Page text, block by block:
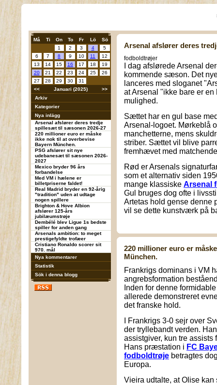
Må Ti On To Fr Lö
Sö
1
2 3 4
5
6
7 8 9 10 11
12
13
14 15 16 17 18
19
20
21 22 23 24 25
26
27
28 29 30
31
<<
Januari (2025)
>>
Arkiv
Kategorier
Nya inlägg
Arsenal afslører deres tredje
spillesæt til sæsonen 2026-27
220 millioner euro er måske
ikke nok til at overbevise
Bayern München.
PSG afslører sit nye
udebanesæt til sæsonen 2026-
2027
Mexico bryder 96 års
forbandelse
Med VM i hælene er
billetpriserne faldet!
Real Madrid bryder en 92-årig
"tradition" uden at udtage
nogen spillere
Brighton & Hove Albion
afslører 125-års
jubilæumstrøje
Dembélé blev Ligue 1s bedste
spiller for anden gang
Arsenals ambition: to meget
prestigefyldte trofæer
Cristiano Ronaldo scorer sit
970. mål
Nya kommentarer
Statistik
Sök i denna blogg
Arsenal afslører deres
fodboldtrøjer
I dag afslørede Arsenal
kommende sæson. Det
lanceres med sloganet
at Arsenal "ikke bare er
mulighed.
Sættet har en gul base
Arsenal-logoet. Mørkeblå
manchetterne, mens
striber. Sættet vil blive
fremhævet med
Rød er Arsenals
som et alternativ siden
mange klassiske Arsenal
Gul bruges dog ofte i
Artetas hold gense denne
vil se dette kunstværk på
220 millioner euro er
München.
Frankrigs dominans i VM
angrebsformation
Inden for denne
allerede demonstreret
det franske hold.
I Frankrigs 3-0 sejr over
der tryllebandt verden.
assistgiver, kun tre assists
Hans præstation i FC
fodboldtrøje betragtes
Europa.
Vieira udtalte, at Olise